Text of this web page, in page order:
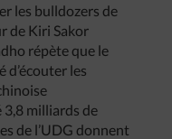
les bulldozers de
de Kiri Sakor
répète que le
les
3,8 milliards de
de l’UDG donnent